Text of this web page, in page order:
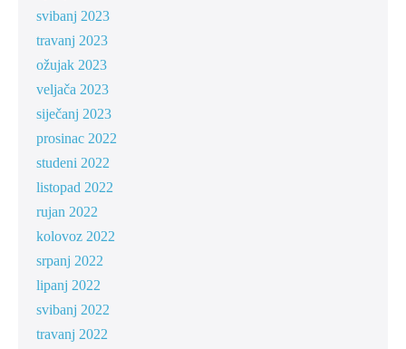
svibanj 2023
travanj 2023
ožujak 2023
veljača 2023
siječanj 2023
prosinac 2022
studeni 2022
listopad 2022
rujan 2022
kolovoz 2022
srpanj 2022
lipanj 2022
svibanj 2022
travanj 2022